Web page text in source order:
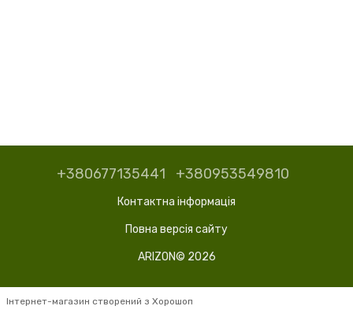
+380677135441 +380953549810
Контактна інформація
Повна версія сайту
ARIZON© 2026
Інтернет-магазин створений з Хорошоп